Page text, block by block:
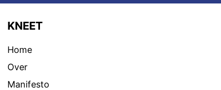
KNEET
Home
Over
Manifesto